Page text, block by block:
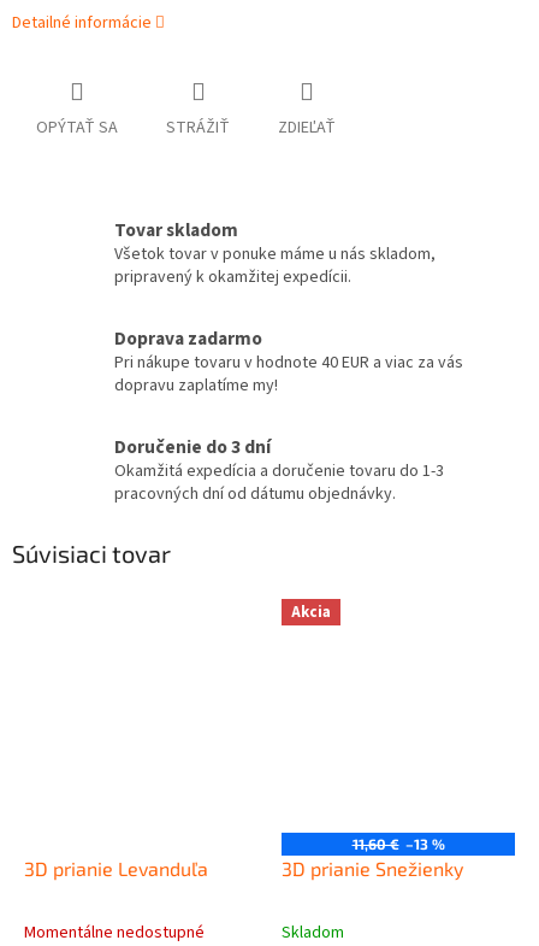
Detailné informácie
OPÝTAŤ SA STRÁŽIŤ ZDIEĽAŤ
Tovar skladom
Všetok tovar v ponuke máme u nás skladom,
pripravený k okamžitej expedícii.
Doprava zadarmo
Pri nákupe tovaru v hodnote 40 EUR a viac za vás
dopravu zaplatíme my!
Doručenie do 3 dní
Okamžitá expedícia a doručenie tovaru do 1-3
pracovných dní od dátumu objednávky.
Súvisiaci tovar
3D prianie Levanduľa
Momentálne nedostupné
Akcia
11,60 € –13 %
3D prianie Snežienky
Skladom